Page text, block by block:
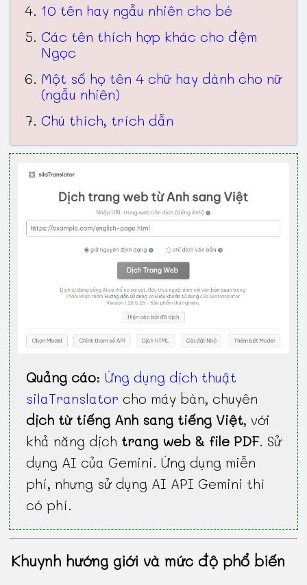
10 tên hay ngẫu nhiên cho bé
Các tên thích hợp khác cho đệm
Ngọc
Một số họ tên 4 chữ hay dành cho nữ
(ngẫu nhiên)
Chú thích, trích dẫn
Quảng cáo:Ứng dụng dịch thuật
silaTranslator cho máy bàn, chuyên
dịch từ tiếng Anh sang tiếng Việt, với
khả năng dịch trang web & file PDF. Sử
dụng AI của Gemini. Ứng dụng miễn
phí, nhưng sử dụng AI API Gemini thì
có phí.
Khuynh hướng giới và mức độ phổ biến